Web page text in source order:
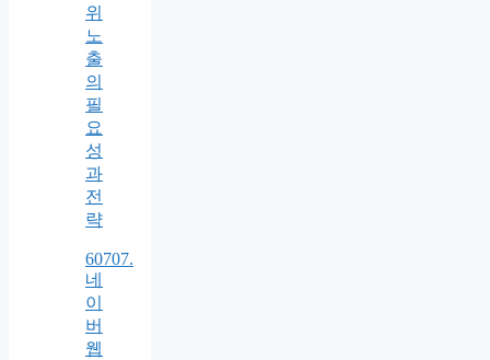
위
노
출
의
필
요
성
과
전
략
60707.
네
이
버
웹